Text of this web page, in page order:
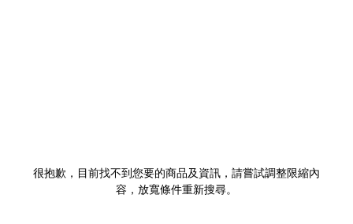
很抱歉，目前找不到您要的商品及資訊，請嘗試調整限縮內
容，放寬條件重新搜尋。